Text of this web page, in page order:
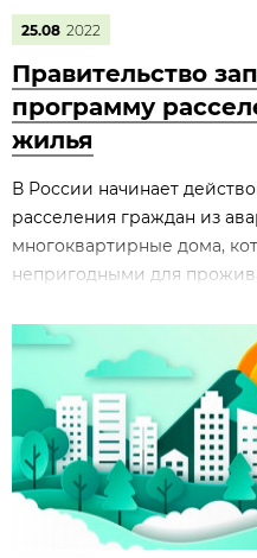
25.08 2022
Правительство
программу
жилья
В России начинает
расселения граждан из
многоквартирные дома,
непригодными для